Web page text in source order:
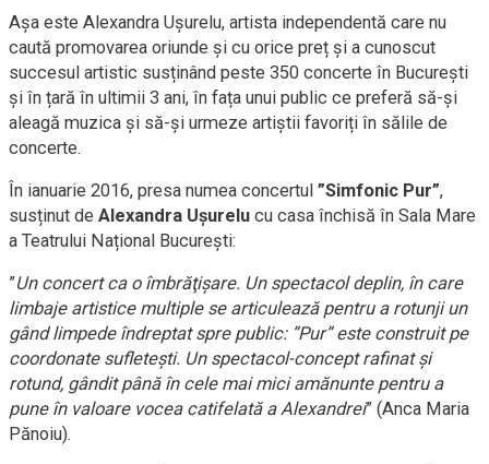
Așa este Alexandra Ușurelu, artista independentă care nu
caută promovarea oriunde și cu orice preț și a cunoscut
succesul artistic susținând peste 350 concerte în București
și în țară în ultimii 3 ani, în fața unui public ce preferă să-și
aleagă muzica și să-și urmeze artiștii favoriți în sălile de
concerte.
În ianuarie 2016, presa numea concertul ”Simfonic Pur”,
susținut de Alexandra Ușurelu cu casa închisă în Sala Mare
a Teatrului Național București:
”Un concert ca o îmbrăţişare. Un spectacol deplin, în care
limbaje artistice multiple se articulează pentru a rotunji un
gând limpede îndreptat spre public: ”Pur” este construit pe
coordonate sufletești. Un spectacol-concept rafinat şi
rotund, gândit până în cele mai mici amănunte pentru a
pune în valoare vocea catifelată a Alexandrei” (Anca Maria
Pănoiu).